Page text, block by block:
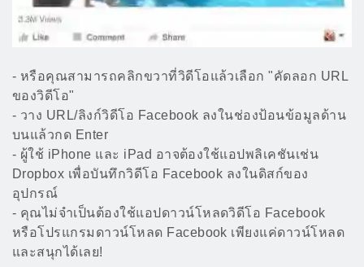
- หรือคุณสามารถคลิกขวาที่วิดีโอแล้วเลือก "คัดลอก URL
ของวิดีโอ"
- วาง URL/ลิงก์วิดีโอ Facebook ลงในช่องป้อนข้อมูลด้าน
บนแล้วกด Enter
- ผู้ใช้ iPhone และ iPad อาจต้องใช้แอปพลิเคชันเช่น
Dropbox เพื่อบันทึกวิดีโอ Facebook ลงในดิสก์ของ
อุปกรณ์
- คุณไม่จำเป็นต้องใช้แอปดาวน์โหลดวิดีโอ Facebook
หรือโปรแกรมดาวน์โหลด Facebook เพียงแค่ดาวน์โหลด
และสนุกได้เลย!